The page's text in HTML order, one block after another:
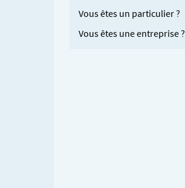
Vous êtes un particulier ?
Vous êtes une entreprise ?